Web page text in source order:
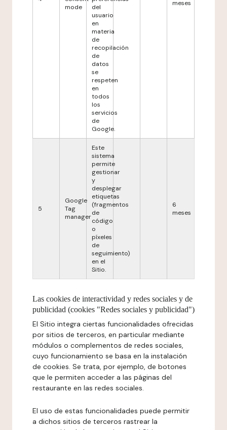
mode
del
usuario
en
materia
de
recopilación
de
datos
se
respeten
en
todos
los
servicios
de
Google.
meses
5
Google
Tag
manager
Este
sistema
permite
gestionar
y
desplegar
etiquetas
(fragmentos
de
código
o
píxeles
de
seguimiento)
en el
Sitio.
6
meses
Las cookies de interactividad y redes sociales y de
publicidad (cookies "Redes sociales y publicidad")
El Sitio integra ciertas funcionalidades ofrecidas
por sitios de terceros, en particular mediante
módulos o complementos de redes sociales,
cuyo funcionamiento se basa en la instalación
de cookies. Se trata, por ejemplo, de botones
que le permiten acceder a las páginas del
restaurante en las redes sociales.
El uso de estas funcionalidades puede permitir
a dichos sitios de terceros rastrear la